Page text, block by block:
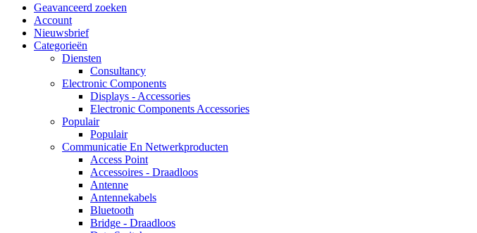
Geavanceerd zoeken
Account
Nieuwsbrief
Categorieën
Diensten
Consultancy
Electronic Components
Displays - Accessories
Electronic Components Accessories
Populair
Populair
Communicatie En Netwerkproducten
Access Point
Accessoires - Draadloos
Antenne
Antennekabels
Bluetooth
Bridge - Draadloos